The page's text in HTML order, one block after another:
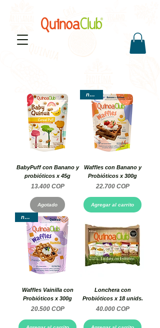
BabyPuff con Banano y
probióticos x 45g
Precio
13.400 COP
Agotado
nuevo
Waffles con Banano y
Probióticos x 300g
Precio
22.700 COP
Agregar al carrito
nuevo
Waffles Vainilla con
Probióticos x 300g
Precio
20.500 COP
Lonchera con
Probióticos x 18 unids.
Precio
40.000 COP